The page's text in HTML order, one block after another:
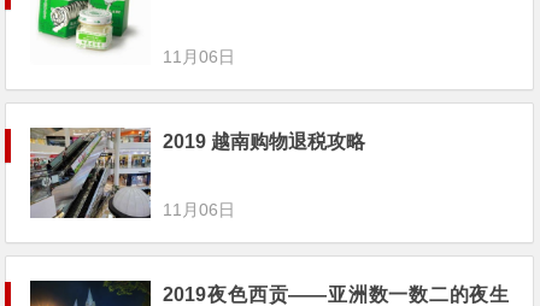
11月06日
2019 越南购物退税攻略
11月06日
2019夜色西贡——亚洲数一数二的夜生